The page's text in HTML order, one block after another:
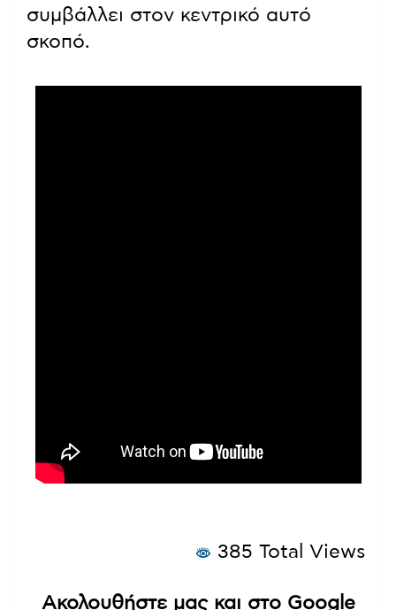
συμβάλλει στον κεντρικό αυτό
σκοπό.
385 Total Views
Ακολουθήστε μας και στο Google